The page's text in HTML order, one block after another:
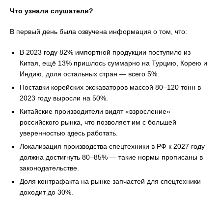
Что узнали слушатели?
В первый день была озвучена информация о том, что:
В 2023 году 82% импортной продукции поступило из
Китая, ещё 13% пришлось суммарно на Турцию, Корею и
Индию, доля остальных стран — всего 5%.
Поставки корейских экскаваторов массой 80–120 тонн в
2023 году выросли на 50%.
Китайские производители видят «взросление»
российского рынка, что позволяет им с большей
уверенностью здесь работать.
Локализация производства спецтехники в РФ к 2027 году
должна достигнуть 80–85% — такие нормы прописаны в
законодательстве.
Доля контрафакта на рынке запчастей для спецтехники
доходит до 30%.